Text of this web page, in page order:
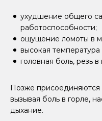
ухудшение общего
работоспособности;
ощущение ломоты в
высокая температура
головная боль, резь в
Позже присоединяются
вызывая боль в горле,
дыхание.